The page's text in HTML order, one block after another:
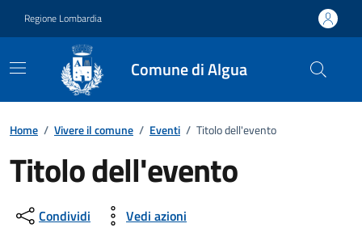
Regione Lombardia
Comune di Algua
Home / Vivere il comune / Eventi / Titolo dell'evento
Titolo dell'evento
Dettagli della notizia
Condividi Vedi azioni